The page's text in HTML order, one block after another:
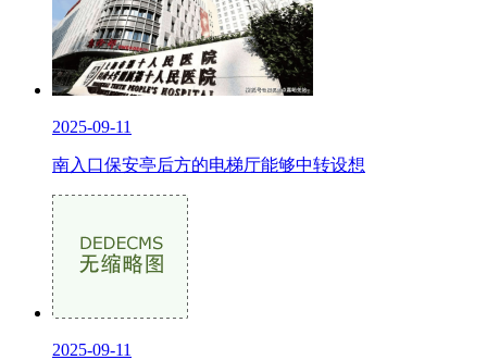
2025-09-11
南入口保安亭后方的电梯厅能够中转设想
2025-09-11